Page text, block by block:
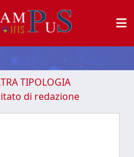
TIPOLOGIA
di redazione